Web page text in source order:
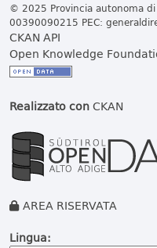
© 2025 Provincia autonoma di
00390090215 PEC:
CKAN API
Open Knowledge
Realizzato conCKAN
AREA RISERVATA
Lingua